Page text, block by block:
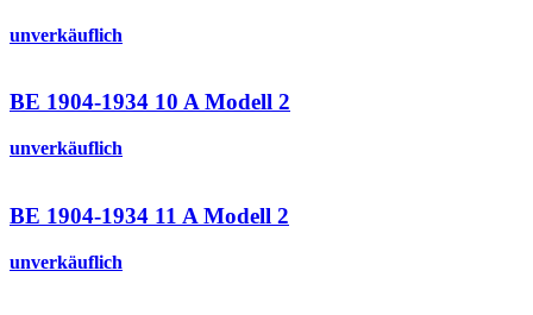
unverkäuflich
BE 1904-1934 10 A Modell 2
unverkäuflich
BE 1904-1934 11 A Modell 2
unverkäuflich